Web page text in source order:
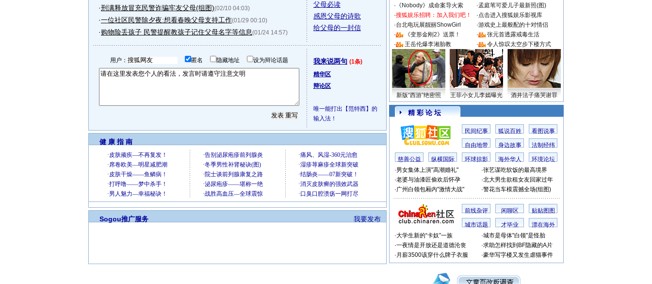
·刑满释放冒充民警诈骗牢友父母(组图)(02/10 04:03)
·一位社区民警除夕夜:想看春晚父母支持工作(01/29 00:10)
·购物险丢孩子 民警提醒教孩子记住父母名字等信息(01/24 14:57)
父母必读
感恩父母的诗歌
给父母的一封信
用户： 匿名 隐藏地址 设为辩论话题 我来说两句 (1条)
精华区
辩论区
唯一能打出【范特西】的
输入法！
健 康 指 南
我要发布
Sogou推广服务
· 《Nobody》成命案导火索 ·孟庭苇可爱儿子最新照(图)
·搜狐娱乐招聘：加入我们吧！ ·点击进入搜狐娱乐影视库
·台北电玩展靓丽ShowGirl ·游戏史上最般配的十对情侣
·
《变形金刚2》送票！ ·
张元首透露戒毒生活
·
王岳伦爆李湘胎教 · 令人惊叹太空步下楼方式
新版“西游”绝密照 王菲小女儿李嫣曝光 酒井法子痛哭谢罪
精 彩 论 坛
民间纪事 狐说百姓 看图说事
自由地带 身边故事 法制经纬
慈善公益 纵横国际 环球掠影 海外华人
环境论坛
·男女集体上演"高潮婚礼" ·张艺谋吃软饭的最高境界
·老婆与油漆匠偷欢后怀孕 ·北大男生欲租女友回家过年
·广州白领包厢内"激情大战" ·警花当车模震撼全场(组图)
前线杂评 闲聊区 贴贴图图
城市话题 才毕业
漂在海外
·大学生新的“卡奴”一族 ·城市是母体"白领"是怪胎
·一夜情是开放还是道德沦丧 ·求助怎样找到BF隐藏的A片
· 月薪3500该穿什么牌子衣服 ·豪华写字楼又发生虐猫事件